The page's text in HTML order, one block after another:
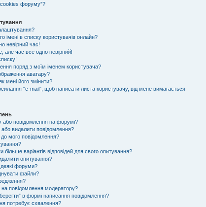
форуму”?
імені в списку користувачів онлайн?
невірний час!
але час все одно невірний!
поряд з моїм іменем користувача?
аватару?
мені його змінити?
“e-mail”, щоб написати листа користувачу, від мене вимагається
або повідомлення на форумі?
або видалити повідомлення?
до мого повідомлення?
варіантів відповідей для свого опитування?
опитування?
форуми?
файли?
на повідомлення модератору?
в формі написання повідомлення?
потребує схвалення?